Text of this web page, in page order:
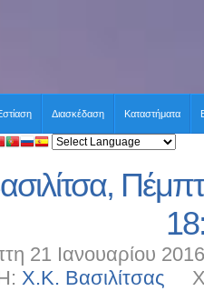
Διασκέδαση Καταστήματα
21 Ιανουαρίου
Χ.Κ. Βασιλίτσας